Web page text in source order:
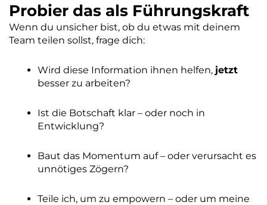
Probier das als Führungskraft
Wenn du unsicher bist, ob du etwas mit deinem
Team teilen sollst, frage dich:
Wird diese Information ihnen helfen, jetzt
besser zu arbeiten?
Ist die Botschaft klar – oder noch in
Entwicklung?
Baut das Momentum auf – oder verursacht es
unnötiges Zögern?
Teile ich, um zu empowern – oder um meine